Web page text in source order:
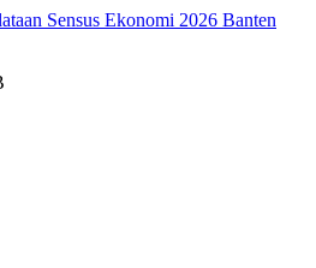
Sensus Ekonomi 2026 Banten